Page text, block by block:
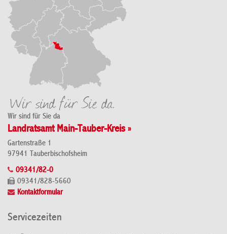
Wir sind für Sie da
Landratsamt Main-Tauber-Kreis »
Gartenstraße 1
97941 Tauberbischofsheim
09341/82-0
09341/828-5660
Kontaktformular
Servicezeiten